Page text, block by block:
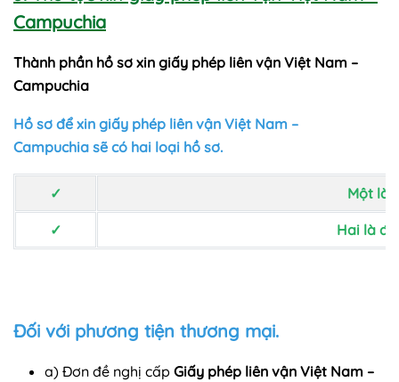
Campuchia
Thành phần hồ sơ xin giấy phép liên vận Việt Nam –
Campuchia
Hồ sơ để xin giấy phép liên vận Việt Nam –
Campuchia sẽ có hai loại hồ sơ.
✓ Một là
✓ Hai là
Đối với phương tiện thương mại.
a) Đơn đề nghị cấp Giấy phép liên vận Việt Nam –